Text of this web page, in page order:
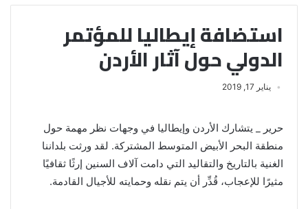
استضافة إيطاليا للمؤتمر
الدولي حول آثار الأردن
يناير 17, 2019
حرير _ يتشارك الأردن وإيطاليا في وجهات نظر مهمة حول
منطقة البحر الأبيض المتوسط المشتركة. لقد ورثت بلداننا
الغنية بالتاريخ والتقاليد التي دامت آلاف السنين إرثًا ثقافيًا
مثيرًا للإعجاب، قُدِّر أن يتم نقله وحمايته للأجيال القادمة.